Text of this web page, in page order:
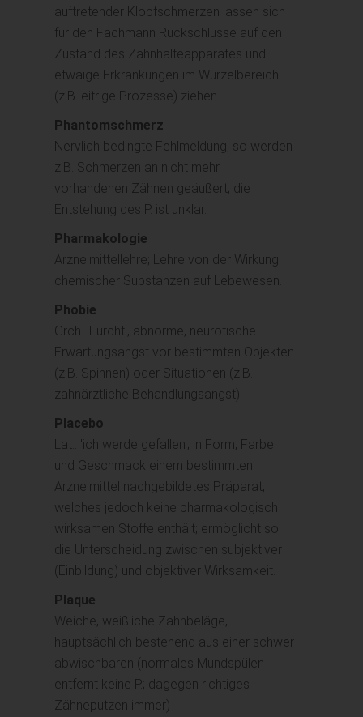
auftretender Klopfschmerzen lassen sich
für den Fachmann Rückschlüsse auf den
Zustand des Zahnhalteapparates und
etwaige Erkrankungen im Wurzelbereich
(z.B. eitrige Prozesse) ziehen.
Phantomschmerz
Nervlich bedingte Fehlmeldung; so werden
z.B. Schmerzen an nicht mehr
vorhandenen Zähnen geäußert; die
Entstehung des P. ist unklar.
Pharmakologie
Arzneimittellehre; Lehre von der Wirkung
chemischer Substanzen auf Lebewesen.
Phobie
Grch. 'Furcht', abnorme, neurotische
Erwartungsangst vor bestimmten Objekten
(z.B. Spinnen) oder Situationen (z.B.
zahnärztliche Behandlungsangst).
Placebo
Lat.: 'ich werde gefallen'; in Form, Farbe
und Geschmack einem bestimmten
Arzneimittel nachgebildetes Präparat,
welches jedoch keine pharmakologisch
wirksamen Stoffe enthält; ermöglicht so
die Unterscheidung zwischen subjektiver
(Einbildung) und objektiver Wirksamkeit.
Plaque
Weiche, weißliche Zahnbeläge,
hauptsächlich bestehend aus einer schwer
abwischbaren (normales Mundspülen
entfernt keine P.; dagegen richtiges
Zähneputzen immer)